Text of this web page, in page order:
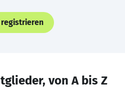
registrieren
von A bis Z